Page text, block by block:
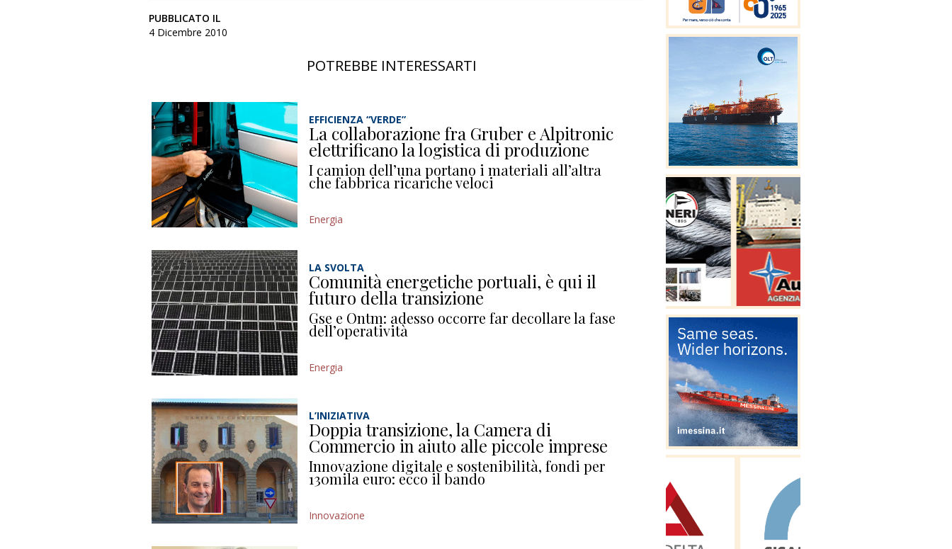
PUBBLICATO IL
4 Dicembre 2010
POTREBBE INTERESSARTI
EFFICIENZA “VERDE”
La collaborazione fra Gruber e Alpitronic
elettrificano la logistica di produzione
I camion dell’una portano i materiali all’altra
che fabbrica ricariche veloci
Energia
LA SVOLTA
Comunità energetiche portuali, è qui il
futuro della transizione
Gse e Ontm: adesso occorre far decollare la fase
dell’operatività
Energia
L’INIZIATIVA
Doppia transizione, la Camera di
Commercio in aiuto alle piccole imprese
Innovazione digitale e sostenibilità, fondi per
130mila euro: ecco il bando
Innovazione